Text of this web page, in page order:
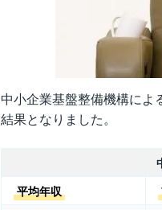
中小企業基盤整備機構によ
結果となりました。
平均年収